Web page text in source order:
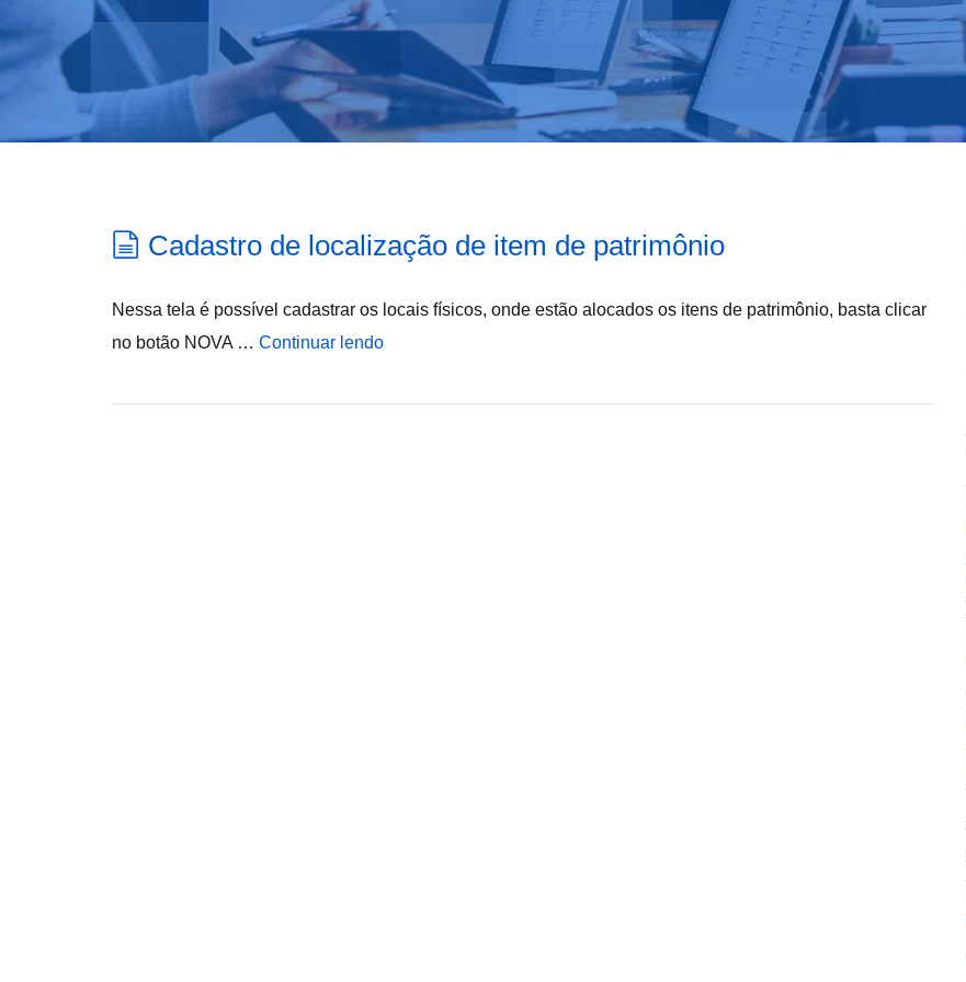
Cadastro de localização de item de patrimônio
Nessa tela é possível cadastrar os locais físicos, onde estão alocados os itens de patrimônio, basta clicar
no botão NOVA … Continuar lendo